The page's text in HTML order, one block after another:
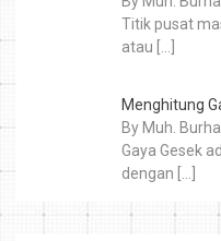
Titik pusat
atau
Menghitung
By Muh.
Gaya Gesek
dengan […]